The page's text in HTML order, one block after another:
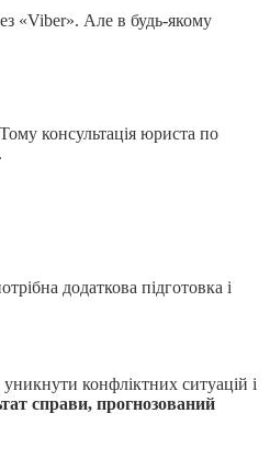
«Viber». Але в будь-якому
консультація юриста по
додаткова підготовка і
конфліктних ситуацій і
справи, прогнозований